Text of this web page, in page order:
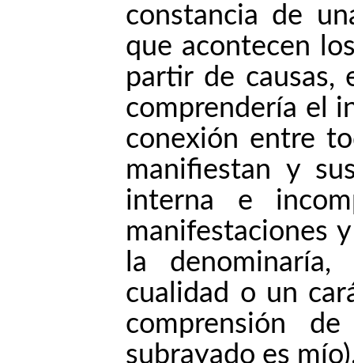
constancia de
que acontecen
partir de causas,
comprendería el
conexión entre
manifiestan y
interna e
manifestaciones
la
cualidad o un
comprensión
subrayado es